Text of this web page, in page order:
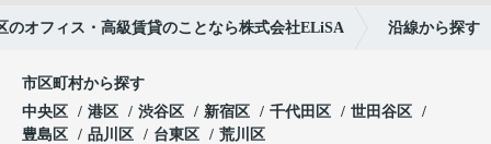
のオフィス・高級賃貸のことなら株式会社ELiSA 沿線から探す
市区町村から探す
中央区
港区 渋谷区 新宿区 千代田区
世田谷区
豊島区
品川区 台東区 荒川区